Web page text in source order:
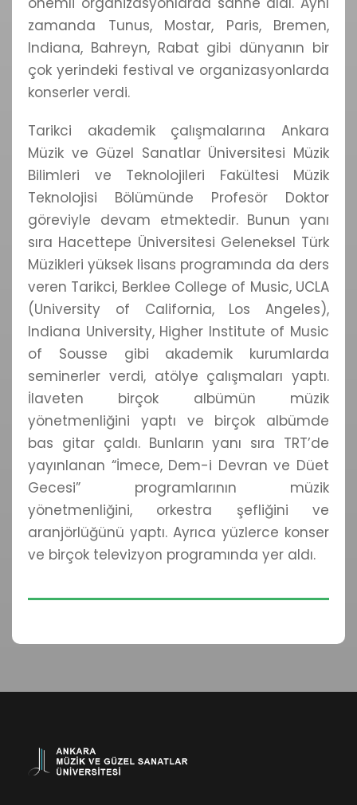
zamanda Tunus, Mostar, Paris, Bremen,
Indiana, Bahreyn, Rabat gibi dünyanın bir
çok yerindeki festival ve organizasyonlarda
konserler verdi.
Tarikci akademik çalışmalarına Ankara
Müzik ve Güzel Sanatlar Üniversitesi Müzik
Bilimleri ve Teknolojileri Fakültesi Müzik
Teknolojisi Bölümünde Profesör Doktor
göreviyle devam etmektedir. Bunun yanı
sıra Hacettepe Üniversitesi Geleneksel Türk
Müzikleri yüksek lisans programında da ders
veren Tarikci, Berklee College of Music, UCLA
(University of California, Los Angeles),
Indiana University, Higher Institute of Music
of Sousse gibi akademik kurumlarda
seminerler verdi, atölye çalışmaları yaptı.
İlaveten birçok albümün müzik
yönetmenliğini yaptı ve birçok albümde
bas gitar çaldı. Bunların yanı sıra TRT’de
yayınlanan “İmece, Dem-i Devran ve Düet
Gecesi” programlarının müzik
yönetmenliğini, orkestra şefliğini ve
aranjörlüğünü yaptı. Ayrıca yüzlerce konser
ve birçok televizyon programında yer aldı.